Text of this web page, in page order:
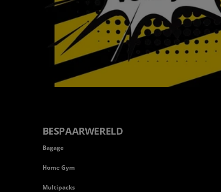
BESPAARWERELD
Bagage
Home Gym
Multipacks